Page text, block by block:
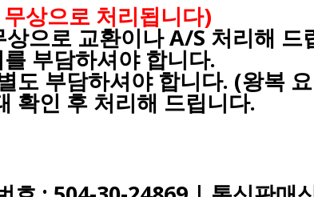
상으로 처리됩니다)
으로 교환이나 A/S 처리해 드
부담하셔야 합니다.
도 부담하셔야 합니다. (왕복
확인 후 처리해 드립니다.